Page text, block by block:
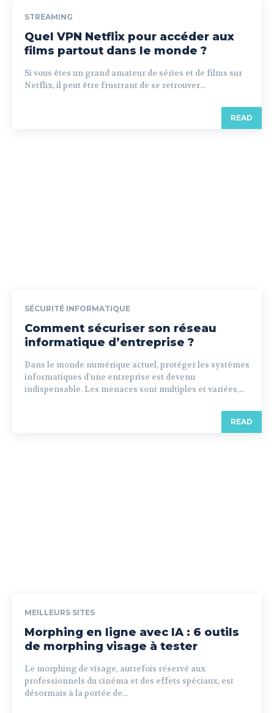
STREAMING
Quel VPN Netflix pour accéder aux
films partout dans le monde ?
Si vous êtes un grand amateur de séries et de films sur
Netflix, il peut être frustrant de se retrouver...
READ
SÉCURITÉ INFORMATIQUE
Comment sécuriser son réseau
informatique d’entreprise ?
Dans le monde numérique actuel, protéger les systèmes
informatiques d'une entreprise est devenu
indispensable. Les menaces sont multiples et variées,...
READ
MEILLEURS SITES
Morphing en ligne avec IA : 6 outils
de morphing visage à tester
Le morphing de visage, autrefois réservé aux
professionnels du cinéma et des effets spéciaux, est
désormais à la portée de...